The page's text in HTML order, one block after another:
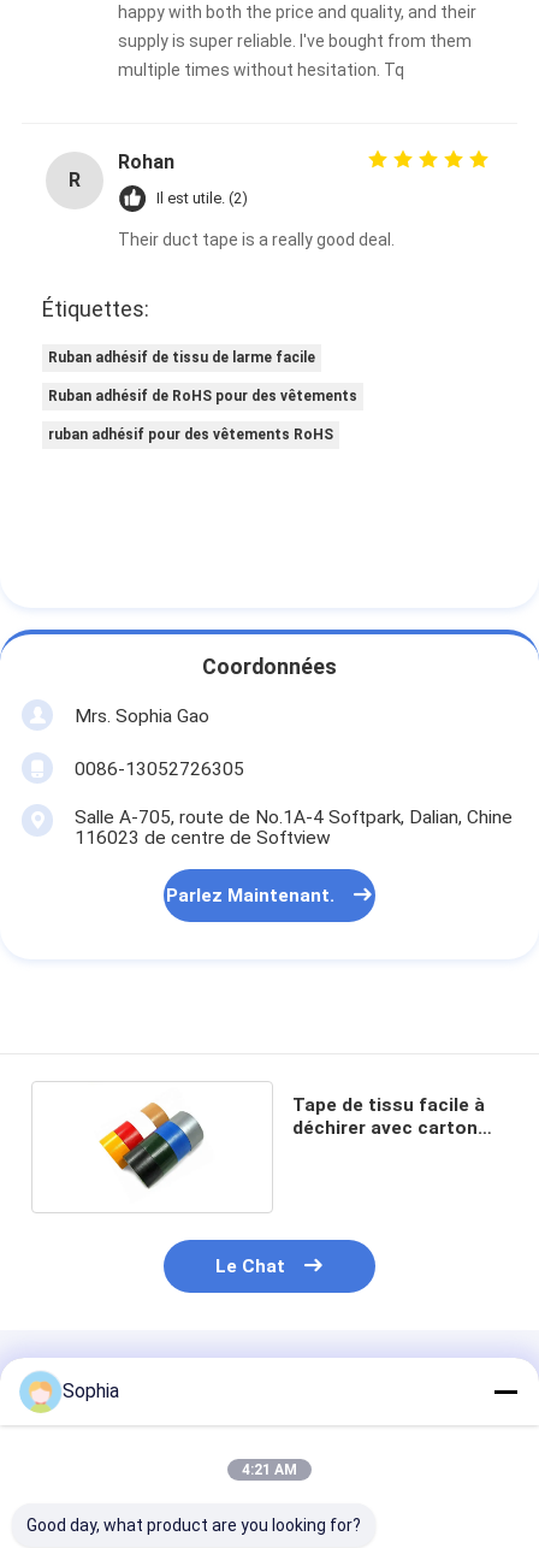
happy with both the price and quality, and their
supply is super reliable. I've bought from them
multiple times without hesitation. Tq
R
Rohan
Il est utile. (2)
Their duct tape is a really good deal.
Étiquettes:
Ruban adhésif de tissu de larme facile
Ruban adhésif de RoHS pour des vêtements
ruban adhésif pour des vêtements RoHS
Coordonnées
Mrs. Sophia Gao
0086-13052726305
Salle A-705, route de No.1A-4 Softpark, Dalian, Chine
116023 de centre de Softview
Parlez Maintenant.
Tape de tissu facile à
déchirer avec carton
Le Chat
Produits Recommandés
Sophia
4:21 AM
Good day, what product are you looking for?